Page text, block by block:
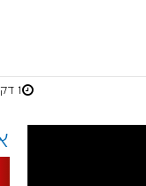
1 דקות